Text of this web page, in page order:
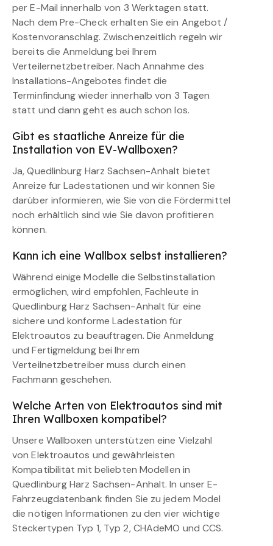
per E-Mail innerhalb von 3 Werktagen statt.
Nach dem Pre-Check erhalten Sie ein Angebot /
Kostenvoranschlag. Zwischenzeitlich regeln wir
bereits die Anmeldung bei Ihrem
Verteilernetzbetreiber. Nach Annahme des
Installations-Angebotes findet die
Terminfindung wieder innerhalb von 3 Tagen
statt und dann geht es auch schon los.
Gibt es staatliche Anreize für die
Installation von EV-Wallboxen?
Ja, Quedlinburg Harz Sachsen-Anhalt bietet
Anreize für Ladestationen und wir können Sie
darüber informieren, wie Sie von die Fördermittel
noch erhältlich sind wie Sie davon profitieren
können.
Kann ich eine Wallbox selbst installieren?
Während einige Modelle die Selbstinstallation
ermöglichen, wird empfohlen, Fachleute in
Quedlinburg Harz Sachsen-Anhalt für eine
sichere und konforme Ladestation für
Elektroautos zu beauftragen. Die Anmeldung
und Fertigmeldung bei Ihrem
Verteilnetzbetreiber muss durch einen
Fachmann geschehen.
Welche Arten von Elektroautos sind mit
Ihren Wallboxen kompatibel?
Unsere Wallboxen unterstützen eine Vielzahl
von Elektroautos und gewährleisten
Kompatibilität mit beliebten Modellen in
Quedlinburg Harz Sachsen-Anhalt. In unser E-
Fahrzeugdatenbank finden Sie zu jedem Model
die nötigen Informationen zu den vier wichtige
Steckertypen Typ 1, Typ 2, CHAdeMO und CCS.